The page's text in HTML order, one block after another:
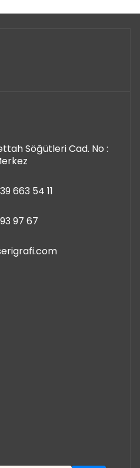
Söğütleri Cad. No :
663 54 11
97 67